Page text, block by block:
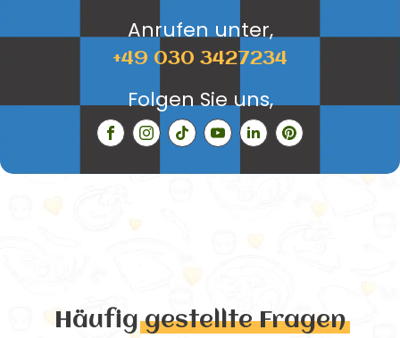
Anrufen unter,
+49 030 3427234
Folgen Sie uns,
Häufiggestellte Fragen